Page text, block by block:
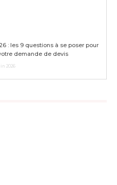
: les 9 questions à se poser pour
demande de devis
2026